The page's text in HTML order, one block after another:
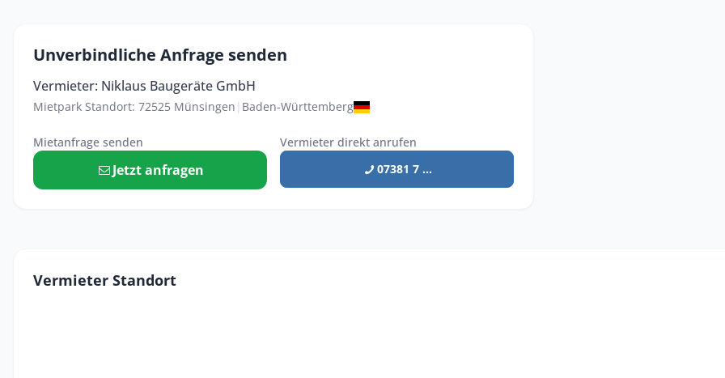
Unverbindliche Anfrage senden
Vermieter: Niklaus Baugeräte GmbH
Mietpark Standort: 72525 Münsingen | Baden-Württemberg
Mietanfrage senden
Jetzt anfragen
Vermieter direkt anrufen
07381 7 ...
Vermieter Standort